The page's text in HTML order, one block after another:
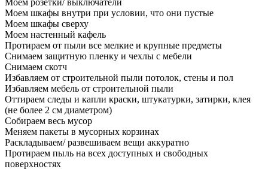
Моем розетки/ выключатели
Моем шкафы внутри при условии, что они пустые
Моем шкафы сверху
Моем настенный кафель
Протираем от пыли все мелкие и крупные предметы
Снимаем защитную пленку и чехлы с мебели
Снимаем скотч
Избавляем от строительной пыли потолок, стены и пол
Избавляем мебель от строительной пыли
Оттираем следы и капли краски, штукатурки, затирки, клея
(не более 2 см диаметром)
Собираем весь мусор
Меняем пакеты в мусорных корзинах
Раскладываем/ развешиваем вещи аккуратно
Протираем пыль на всех доступных и свободных
поверхностях